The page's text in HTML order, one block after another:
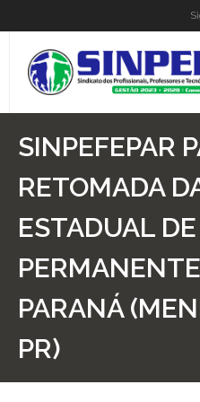
Home
Institucional
Atos Presidência
Convenções
Associe-se
Empregos
SINPEFEPAR
RETOMADA
ESTADUAL
PARANÁ
PR)